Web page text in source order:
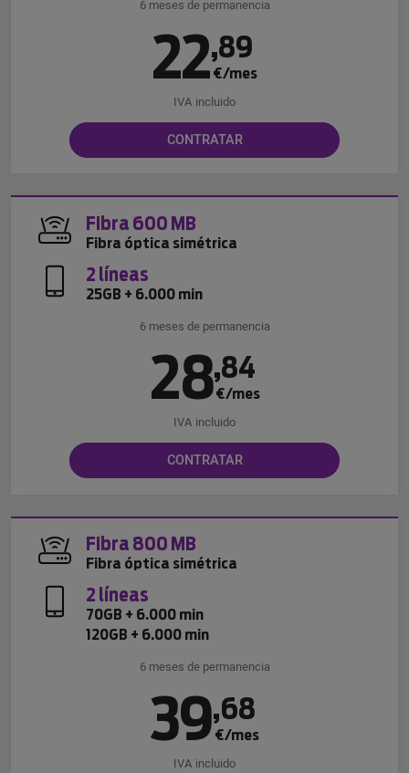
6 meses de permanencia
22,89
€/mes
IVA incluido
CONTRATAR
Fibra 600 MB
Fibra óptica simétrica
2 líneas
25GB + 6.000 min
6 meses de permanencia
28,84
€/mes
IVA incluido
CONTRATAR
Fibra 800 MB
Fibra óptica simétrica
2 líneas
70GB + 6.000 min
120GB + 6.000 min
6 meses de permanencia
39,68
€/mes
IVA incluido